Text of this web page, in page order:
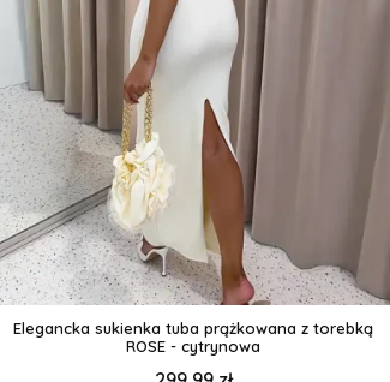
Elegancka sukienka tuba prążkowana z torebką
ROSE - cytrynowa